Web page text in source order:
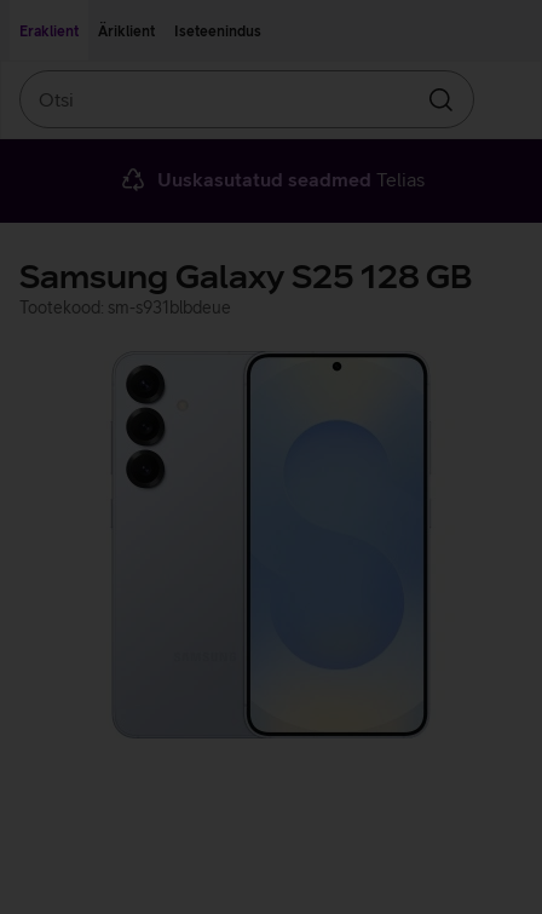
Eraklient
Äriklient Iseteenindus
Otsin
Uuskasutatud seadmed Telias
Samsung Galaxy S25 128 GB
Tootekood: sm-s931blbdeue